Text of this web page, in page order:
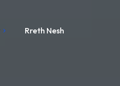
Rreth Nesh